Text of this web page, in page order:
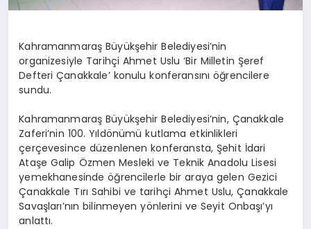
Kahramanmaraş Büyükşehir Belediyesi’nin
organizesiyle Tarihçi Ahmet Uslu ‘Bir Milletin Şeref
Defteri Çanakkale’ konulu konferansını öğrencilere
sundu.
Kahramanmaraş Büyükşehir Belediyesi’nin, Çanakkale
Zaferi’nin 100. Yıldönümü kutlama etkinlikleri
çerçevesince düzenlenen konferansta, Şehit İdari
Ataşe Galip Özmen Mesleki ve Teknik Anadolu Lisesi
yemekhanesinde öğrencilerle bir araya gelen Gezici
Çanakkale Tırı Sahibi ve tarihçi Ahmet Uslu, Çanakkale
Savaşları’nın bilinmeyen yönlerini ve Seyit Onbaşı’yı
anlattı.